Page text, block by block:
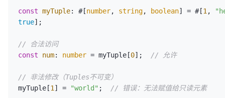
const myTuple: #[number, string, boolean] = #[1 ,
true];
// 合法访问
const
num: number = myTuple[0]; // 允许
// 非法修改（Tuples不可变）
myTuple[1 ] = "world" ; // 错误：无法赋值给只读元素